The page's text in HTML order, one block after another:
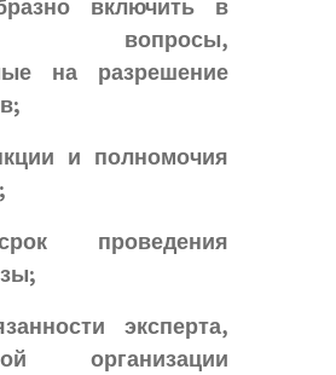
включить в
вопросы,
на разрешение
и полномочия
проведения
эксперта,
организации